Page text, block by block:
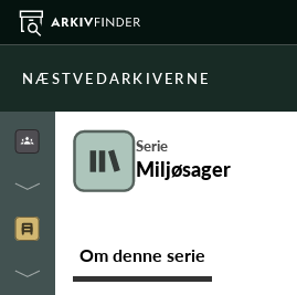
NÆSTVEDARKIVERNE
Serie
Miljøsager
Om denne serie